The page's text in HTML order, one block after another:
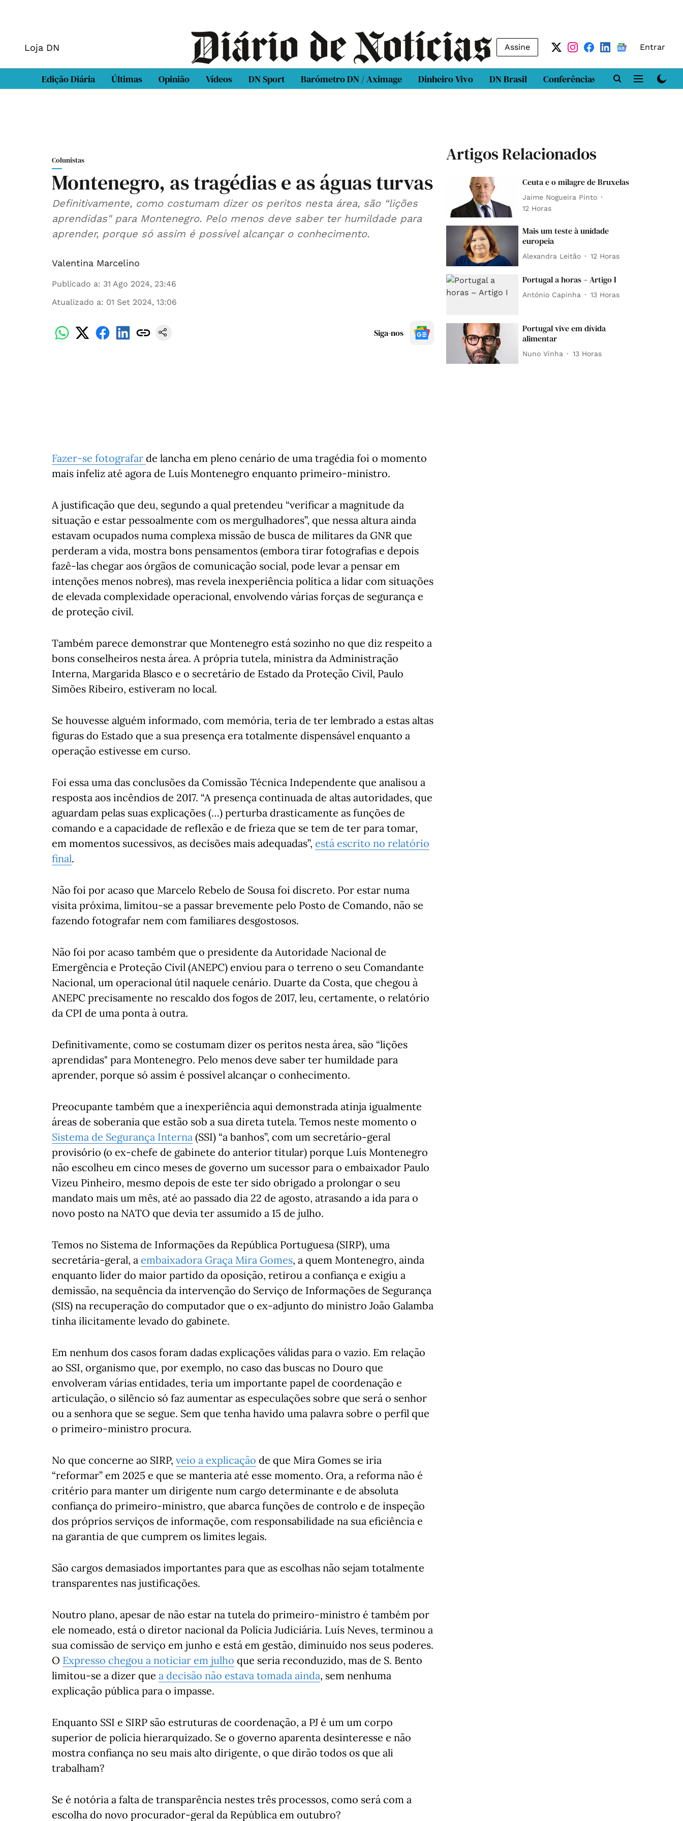
Loja DN Assine Entrar
Edição Diária Últimas Opinião Vídeos DN Sport Barómetro DN / Aximage Dinheiro Vivo DN Brasil Conferências DN LAB
Colunistas
Montenegro, as tragédias e as águas turvas
Definitivamente, como costumam dizer os peritos nesta área, são “lições
aprendidas" para Montenegro. Pelo menos deve saber ter humildade para
aprender, porque só assim é possível alcançar o conhecimento.
Valentina Marcelino
Publicado a: 31 Ago 2024, 23:46
Atualizado a: 01 Set 2024, 13:06
Siga-nos
Fazer-se fotografar de lancha em pleno cenário de uma tragédia foi o momento
mais infeliz até agora de Luís Montenegro enquanto primeiro-ministro.
A justificação que deu, segundo a qual pretendeu “verificar a magnitude da
situação e estar pessoalmente com os mergulhadores”, que nessa altura ainda
estavam ocupados numa complexa missão de busca de militares da GNR que
perderam a vida, mostra bons pensamentos (embora tirar fotografias e depois
fazê-las chegar aos órgãos de comunicação social, pode levar a pensar em
intenções menos nobres), mas revela inexperiência política a lidar com situações
de elevada complexidade operacional, envolvendo várias forças de segurança e
de proteção civil.
Também parece demonstrar que Montenegro está sozinho no que diz respeito a
bons conselheiros nesta área. A própria tutela, ministra da Administração
Interna, Margarida Blasco e o secretário de Estado da Proteção Civil, Paulo
Simões Ribeiro, estiveram no local.
Se houvesse alguém informado, com memória, teria de ter lembrado a estas altas
figuras do Estado que a sua presença era totalmente dispensável enquanto a
operação estivesse em curso.
Foi essa uma das conclusões da Comissão Técnica Independente que analisou a
resposta aos incêndios de 2017. “A presença continuada de altas autoridades, que
aguardam pelas suas explicações (…) perturba drasticamente as funções de
comando e a capacidade de reflexão e de frieza que se tem de ter para tomar,
em momentos sucessivos, as decisões mais adequadas”, está escrito no relatório
final.
Não foi por acaso que Marcelo Rebelo de Sousa foi discreto. Por estar numa
visita próxima, limitou-se a passar brevemente pelo Posto de Comando, não se
fazendo fotografar nem com familiares desgostosos.
Não foi por acaso também que o presidente da Autoridade Nacional de
Emergência e Proteção Civil (ANEPC) enviou para o terreno o seu Comandante
Nacional, um operacional útil naquele cenário. Duarte da Costa, que chegou à
ANEPC precisamente no rescaldo dos fogos de 2017, leu, certamente, o relatório
da CPI de uma ponta à outra.
Definitivamente, como se costumam dizer os peritos nesta área, são “lições
aprendidas" para Montenegro. Pelo menos deve saber ter humildade para
aprender, porque só assim é possível alcançar o conhecimento.
Preocupante também que a inexperiência aqui demonstrada atinja igualmente
áreas de soberania que estão sob a sua direta tutela. Temos neste momento o
Sistema de Segurança Interna (SSI) “a banhos”, com um secretário-geral
provisório (o ex-chefe de gabinete do anterior titular) porque Luís Montenegro
não escolheu em cinco meses de governo um sucessor para o embaixador Paulo
Vizeu Pinheiro, mesmo depois de este ter sido obrigado a prolongar o seu
mandato mais um mês, até ao passado dia 22 de agosto, atrasando a ida para o
novo posto na NATO que devia ter assumido a 15 de julho.
Temos no Sistema de Informações da República Portuguesa (SIRP), uma
secretária-geral, a embaixadora Graça Mira Gomes, a quem Montenegro, ainda
enquanto líder do maior partido da oposição, retirou a confiança e exigiu a
demissão, na sequência da intervenção do Serviço de Informações de Segurança
(SIS) na recuperação do computador que o ex-adjunto do ministro João Galamba
tinha ilicitamente levado do gabinete.
Em nenhum dos casos foram dadas explicações válidas para o vazio. Em relação
ao SSI, organismo que, por exemplo, no caso das buscas no Douro que
envolveram várias entidades, teria um importante papel de coordenação e
articulação, o silêncio só faz aumentar as especulações sobre que será o senhor
ou a senhora que se segue. Sem que tenha havido uma palavra sobre o perfil que
o primeiro-ministro procura.
No que concerne ao SIRP, veio a explicação de que Mira Gomes se iria
“reformar” em 2025 e que se manteria até esse momento. Ora, a reforma não é
critério para manter um dirigente num cargo determinante e de absoluta
confiança do primeiro-ministro, que abarca funções de controlo e de inspeção
dos próprios serviços de informaçõe, com responsabilidade na sua eficiência e
na garantia de que cumprem os limites legais.
São cargos demasiados importantes para que as escolhas não sejam totalmente
transparentes nas justificações.
Noutro plano, apesar de não estar na tutela do primeiro-ministro é também por
ele nomeado, está o diretor nacional da Polícia Judiciária. Luís Neves, terminou a
sua comissão de serviço em junho e está em gestão, diminuído nos seus poderes.
O Expresso chegou a noticiar em julho que seria reconduzido, mas de S. Bento
limitou-se a dizer que a decisão não estava tomada ainda, sem nenhuma
explicação pública para o impasse.
Enquanto SSI e SIRP são estruturas de coordenação, a PJ é um um corpo
superior de polícia hierarquizado. Se o governo aparenta desinteresse e não
mostra confiança no seu mais alto dirigente, o que dirão todos os que ali
trabalham?
Se é notória a falta de transparência nestes três processos, como será com a
escolha do novo procurador-geral da República em outubro?
Artigos Relacionados
Ceuta e o milagre de Bruxelas
Jaime Nogueira Pinto
12 Horas
Mais um teste à unidade
europeia
Alexandra Leitão 12 Horas
Portugal a horas – Artigo I
António Capinha 13 Horas
Portugal vive em dívida
alimentar
Nuno Vinha 13 Horas